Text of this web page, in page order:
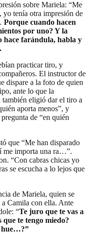
sobre Mariela: “Me
yo tenía otra impresión de
Porque cuando hacen
por uno? Y la
hace farándula, habla y
practicar tiro, y
El instructor de
dispare a la foto de quien
ante lo que la
eligió dar el tiro a
aporta menos”, y
de “en quién
que “Me han disparado
me importa una ra…”.
“Con cabras chicas yo
se escucha a lo lejos que
de Mariela, quien se
a Camila con ella. Ante
“Te juro que te vas a
te tengo miedo?
hue…?”